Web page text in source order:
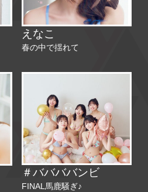
えなこ
春の中で揺れて
＃ババババンビ
FINAL馬鹿騒ぎ♪